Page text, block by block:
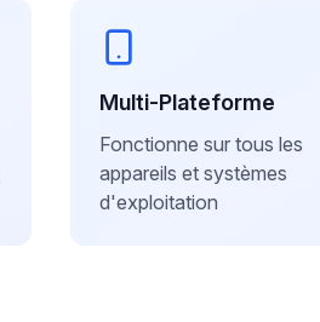
Multi-Plateforme
Fonctionne sur tous les
appareils et systèmes
d'exploitation